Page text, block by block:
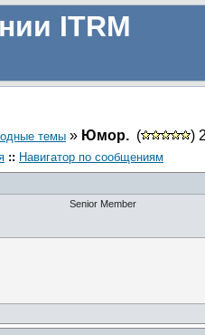
ITRM
темы » Юмор. ( )
:: Навигатор по сообщениям
Senior Member